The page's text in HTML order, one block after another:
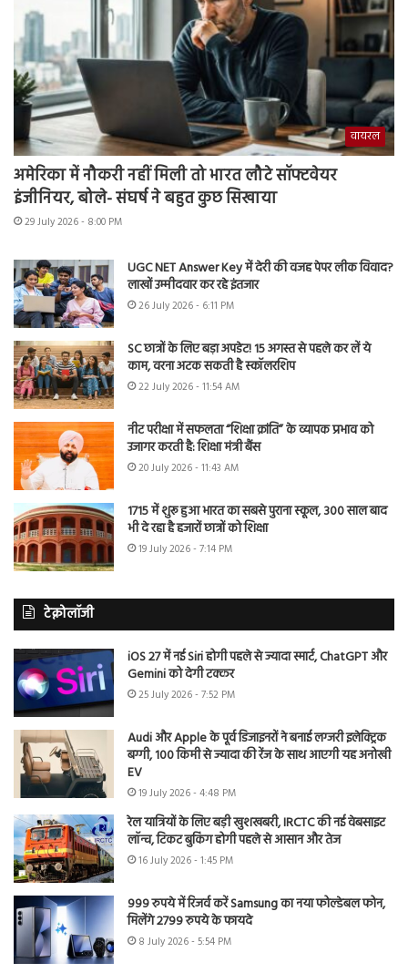
वायरल
अमेरिका में नौकरी नहीं मिली तो भारत लौटे सॉफ्टवेयर
इंजीनियर, बोले- संघर्ष ने बहुत कुछ सिखाया
29 July 2026 - 8:00 PM
UGC NET Answer Key में देरी की वजह पेपर लीक विवाद?
लाखों उम्मीदवार कर रहे इंतजार
26 July 2026 - 6:11 PM
SC छात्रों के लिए बड़ा अपडेट! 15 अगस्त से पहले कर लें ये
काम, वरना अटक सकती है स्कॉलरशिप
22 July 2026 - 11:54 AM
नीट परीक्षा में सफलता “शिक्षा क्रांति” के व्यापक प्रभाव को
उजागर करती है: शिक्षा मंत्री बैंस
20 July 2026 - 11:43 AM
1715 में शुरू हुआ भारत का सबसे पुराना स्कूल, 300 साल बाद
भी दे रहा है हजारों छात्रों को शिक्षा
19 July 2026 - 7:14 PM
टेक्नोलॉजी
iOS 27 में नई Siri होगी पहले से ज्यादा स्मार्ट, ChatGPT और
Gemini को देगी टक्कर
25 July 2026 - 7:52 PM
Audi और Apple के पूर्व डिजाइनरों ने बनाई लग्जरी इलेक्ट्रिक
बग्गी, 100 किमी से ज्यादा की रेंज के साथ आएगी यह अनोखी
EV
19 July 2026 - 4:48 PM
रेल यात्रियों के लिए बड़ी खुशखबरी, IRCTC की नई वेबसाइट
लॉन्च, टिकट बुकिंग होगी पहले से आसान और तेज
16 July 2026 - 1:45 PM
999 रुपये में रिजर्व करें Samsung का नया फोल्डेबल फोन,
मिलेंगे 2799 रुपये के फायदे
8 July 2026 - 5:54 PM